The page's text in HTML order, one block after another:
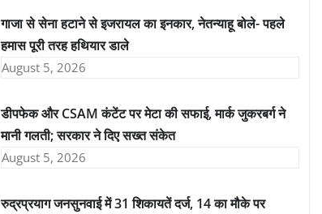
गाजा से सेना हटाने से इजरायल का इनकार, नेतन्याहू बोले- पहले
हमास पूरी तरह हथियार डाले
August 5, 2026
डीपफेक और CSAM कंटेंट पर मेटा की सफाई, मार्क जुकरबर्ग ने
मानी गलती; सरकार ने दिए सख्त संकेत
August 5, 2026
रुद्रप्रयाग जनसुनवाई में 31 शिकायतें दर्ज, 14 का मौके पर